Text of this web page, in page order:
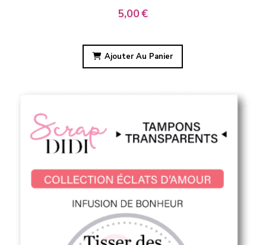
5,00€
Ajouter Au Panier